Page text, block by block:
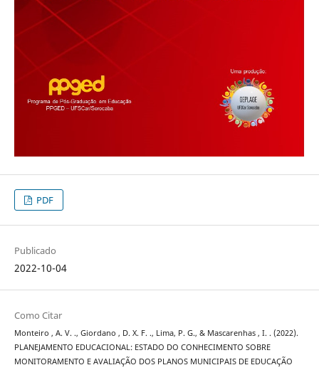
PDF
Publicado
2022-10-04
Como Citar
Monteiro , A. V. ., Giordano , D. X. F. ., Lima, P. G., & Mascarenhas , I. . (2022).
PLANEJAMENTO EDUCACIONAL: ESTADO DO CONHECIMENTO SOBRE
MONITORAMENTO E AVALIAÇÃO DOS PLANOS MUNICIPAIS DE EDUCAÇÃO